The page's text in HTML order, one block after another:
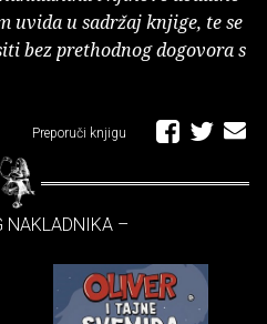
uvida u sadržaj knjige, te se
bez prethodnog dogovora s
Preporuči knjigu
NAKLADNIKA –